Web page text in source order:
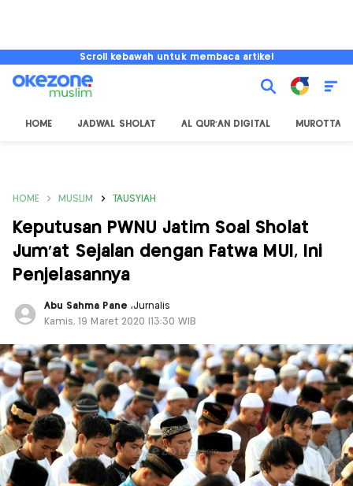
Scroll kebawah untuk membaca artikel
HOME JADWAL SHOLAT AL QUR'AN DIGITAL MUROTTAL
HOME MUSLIM TAUSYIAH
Keputusan PWNU Jatim Soal Sholat
Jum'at Sejalan dengan Fatwa MUI, Ini
Penjelasannya
Abu Sahma Pane ,Jurnalis
Kamis, 19 Maret 2020 |13:30 WIB